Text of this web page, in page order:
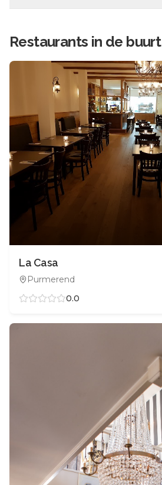
Restaurants in de buurt
La Casa
Purmerend
0.0